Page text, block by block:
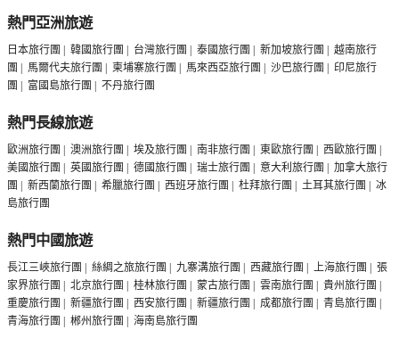
熱門亞洲旅遊
日本旅行團 | 韓國旅行團 | 台灣旅行團 | 泰國旅行團 | 新加坡旅行團 | 越南旅行
團 | 馬爾代夫旅行團 | 柬埔寨旅行團 | 馬來西亞旅行團 | 沙巴旅行團 | 印尼旅行
團 | 富國島旅行團 | 不丹旅行團
熱門長線旅遊
歐洲旅行團 | 澳洲旅行團 | 埃及旅行團 | 南非旅行團 | 東歐旅行團 | 西歐旅行團 |
美國旅行團 | 英國旅行團 | 德國旅行團 | 瑞士旅行團 | 意大利旅行團 | 加拿大旅行
團 | 新西蘭旅行團 | 希臘旅行團 | 西班牙旅行團 | 杜拜旅行團 | 土耳其旅行團 | 冰
島旅行團
熱門中國旅遊
長江三峽旅行團 | 絲綢之旅旅行團 | 九寨溝旅行團 | 西藏旅行團 | 上海旅行團 | 張
家界旅行團 | 北京旅行團 | 桂林旅行團 | 蒙古旅行團 | 雲南旅行團 | 貴州旅行團 |
重慶旅行團 | 新疆旅行團 | 西安旅行團 | 新疆旅行團 | 成都旅行團 | 青島旅行團 |
青海旅行團 | 郴州旅行團 | 海南島旅行團